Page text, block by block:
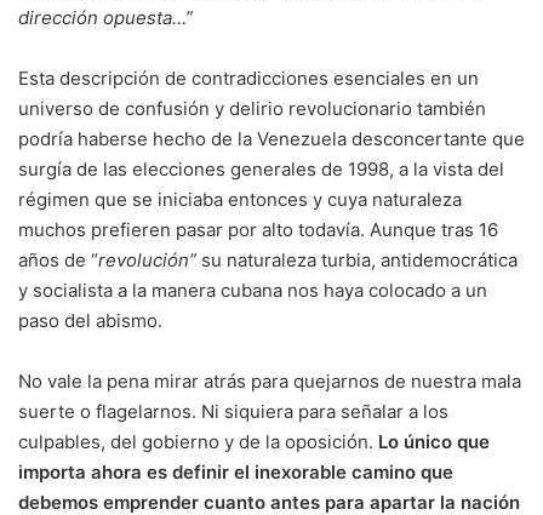
dirección opuesta…”
Esta descripción de contradicciones esenciales en un
universo de confusión y delirio revolucionario también
podría haberse hecho de la Venezuela desconcertante que
surgía de las elecciones generales de 1998, a la vista del
régimen que se iniciaba entonces y cuya naturaleza
muchos prefieren pasar por alto todavía. Aunque tras 16
años de “revolución” su naturaleza turbia, antidemocrática
y socialista a la manera cubana nos haya colocado a un
paso del abismo.
No vale la pena mirar atrás para quejarnos de nuestra mala
suerte o flagelarnos. Ni siquiera para señalar a los
culpables, del gobierno y de la oposición. Lo único que
importa ahora es definir el inexorable camino que
debemos emprender cuanto antes para apartar la nación